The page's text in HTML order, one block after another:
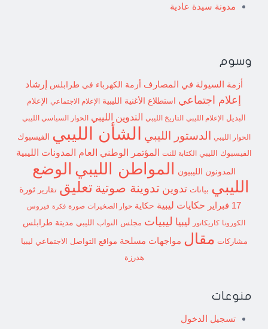
مدونة سيدة عادية
وسوم
أزمة السيولة في المصارف أزمة الكهرباء في طرابلس إرشاد
إعلام اجتماعي استطلاع الأغنية الليبية الإعلام الاجتماعي
الإعلام
البديل الإعلام الليبي التاريخ الليبي التدوين الليبي الحوار السياسي الليبي
الحوار الليبي الدستور الليبي الشأن الليبي الفيسبوك
الفيسبوك الليبي الكتابة للنت المؤتمر الوطني العام المدونات الليبية
المدونون الليبيون المواطن الليبي الوضع
الليبي بيانات تدوين تدوينة صوتية تعليق تقارير
ثورة
17 فبراير
حكايات ليبية حكاية حوار الصخيرات صورة فكرة فيروس
الكورونا كاريكاتور ليبيا ليبيات مجلس النواب الليبي مدينة طرابلس
مشاركات مقال مواجهات مسلحة مواقع التواصل الاجتماعي ليبيا
هدرزة
منوعات
تسجيل الدخول